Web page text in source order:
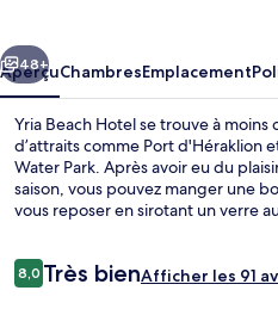
Suivant
48+
AperçuChambresEmplacement
Yria Beach Hotel se trouve à
d’attraits comme Port d'Héraklion
Water Park. Après avoir eu du
saison, vous pouvez manger une
vous reposer en sirotant un verre
Avis
8,08,0 sur 10 –
Très bienAfficher les 91